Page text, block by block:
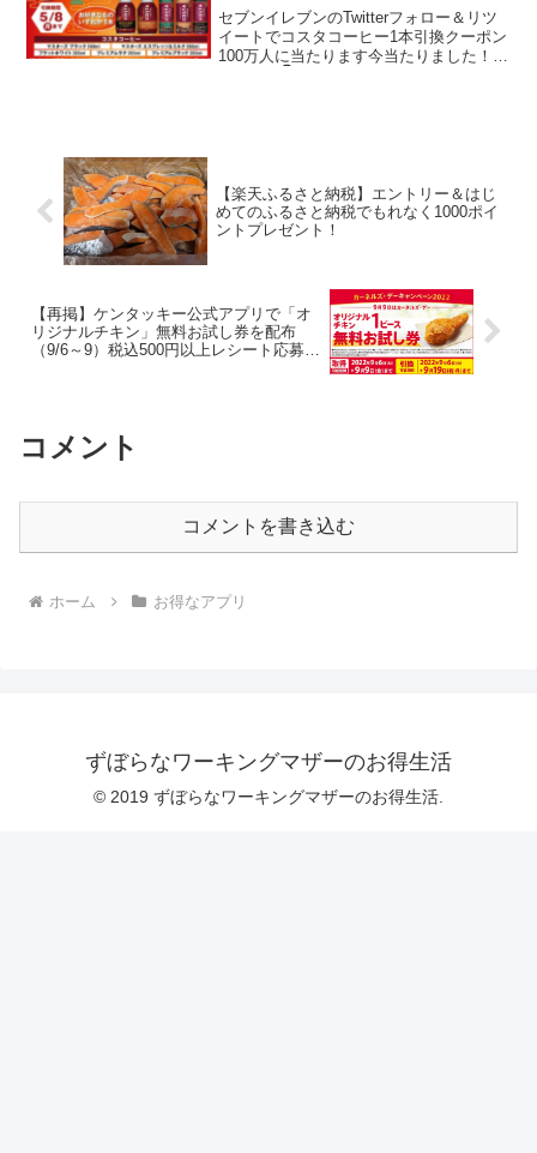
セブンイレブンのTwitterフォロー＆リツ
イートでコスタコーヒー1本引換クーポン
100万人に当たります今当たりました！こ
【楽天ふるさと納税】エントリー＆はじ
めてのふるさと納税でもれなく1000ポイ
ントプレゼント！
【再掲】ケンタッキー公式アプリで「オ
リジナルチキン」無料お試し券を配布
（9/6～9）税込500円以上レシート応募で
コメント
コメントを書き込む
ホーム お得なアプリ
ずぼらなワーキングマザーのお得生活
© 2019 ずぼらなワーキングマザーのお得生活.